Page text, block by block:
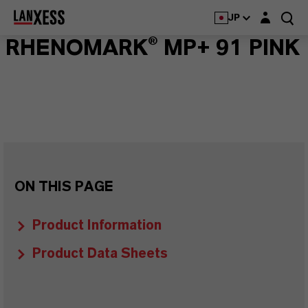
JP Login layer
RHENOMARK® MP+ 91 PINK
ON THIS PAGE
Product Information
Product Data Sheets